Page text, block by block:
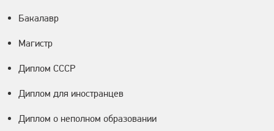
Бакалавр
Магистр
Диплом СССР
Диплом для иностранцев
Диплом о неполном образовании